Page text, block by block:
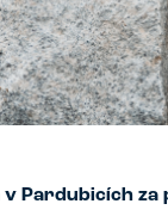
v Pardubicích